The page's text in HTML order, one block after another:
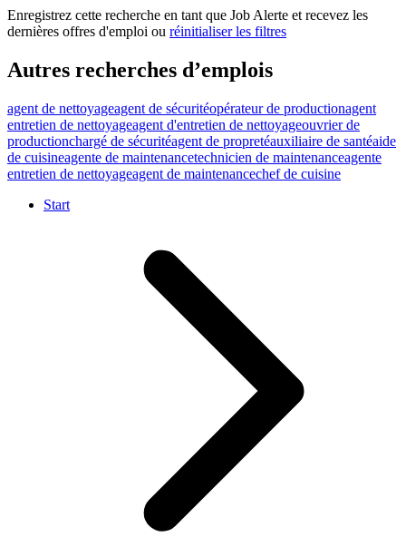
Enregistrez cette recherche en tant que Job Alerte et recevez les
dernières offres d'emploi ou réinitialiser les filtres
Autres recherches d’emplois
agent de nettoyageagent de sécuritéopérateur de productionagent
entretien de nettoyageagent d'entretien de nettoyageouvrier de
productionchargé de sécuritéagent de propretéauxiliaire de santéaide
de cuisineagente de maintenancetechnicien de maintenanceagente
entretien de nettoyageagent de maintenancechef de cuisine
Start